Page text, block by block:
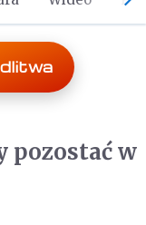
pozostać w